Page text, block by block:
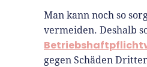
Man kann noch so
vermeiden. Deshalb
gegen Schäden